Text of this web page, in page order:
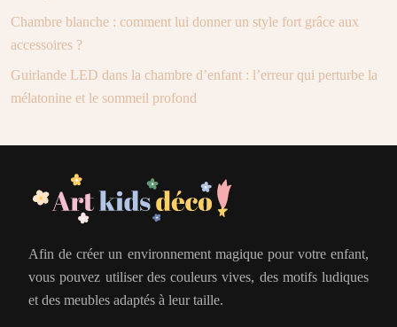
Chambre blanche : comment lui donner un style fort grâce aux
accessoires ?
Guirlande LED dans la chambre d’enfant : l’erreur qui perturbe la
mélatonine et le sommeil profond
Afin de créer un environnement magique pour votre enfant,
vous pouvez utiliser des couleurs vives, des motifs ludiques
et des meubles adaptés à leur taille.